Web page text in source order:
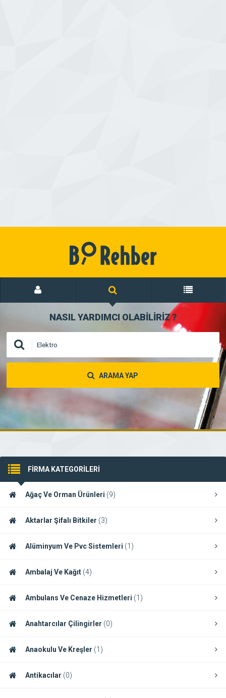
NASIL YARDIMCI OLABİLİRİZ?
ARAMA YAP
FİRMA KATEGORİLERİ
Ağaç Ve Orman Ürünleri (9)
Aktarlar Şifalı Bitkiler (3)
Alüminyum Ve Pvc Sistemleri (1)
Ambalaj Ve Kağıt (4)
Ambulans Ve Cenaze Hizmetleri (1)
Anahtarcılar Çilingirler (0)
Anaokulu Ve Kreşler (1)
Antikacılar (0)